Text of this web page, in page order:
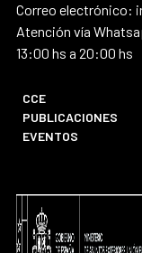
Correo electrónico:
Atención vía
13:00 hs a 20:00 hs
CCE
PUBLICACIONES
EVENTOS